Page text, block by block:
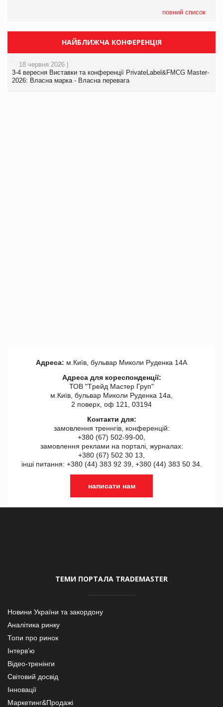
повний список
НАЙБЛИЖЧА КОНФЕРЕНЦІЯ
18 червня 2026 |
3-4 вересня Виставки та конференції PrivateLabel&FMCG Master-
2026: Власна марка - Власна перевага
Адреса: м.Київ, бульвар Миколи Руденка 14А
Адреса для кореспонденції:
ТОВ "Tрейд Мастер Груп"
м.Київ, бульвар Миколи Руденка 14а,
2 поверх, оф 121, 03194
Контакти для:
замовлення треннгів, конференцій:
+380 (67) 502-99-00,
замовлення реклами на порталі, журналах:
+380 (67) 502 30 13,
інші питання: +380 (44) 383 92 39, +380 (44) 383 50 34.
написати нам
ТЕМИ ПОРТАЛА TRADEMASTER
Новини України та закордону
Аналітика ринку
Топи про ринок
Інтерв’ю
Відео-тренінги
Світовий досвід
Інновації
Маркетинг&Продажі